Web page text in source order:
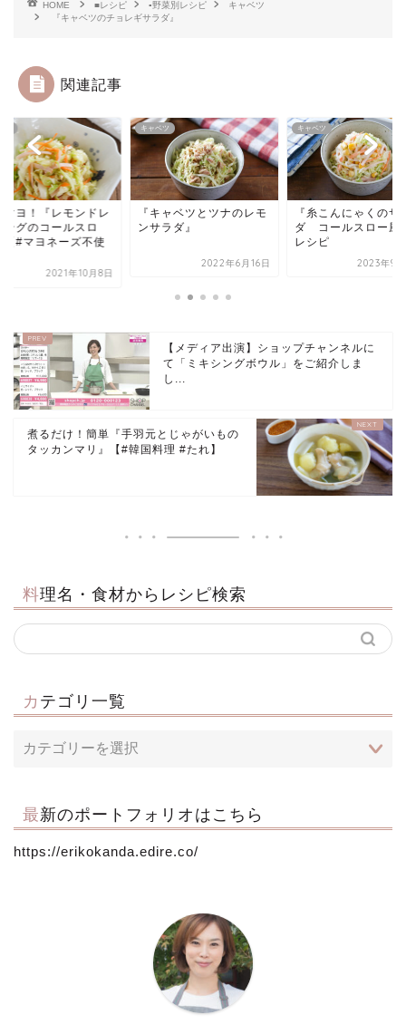
HOME ■レシピ ▪野菜別レシピ
キャベツ
『キャベツのチョレギサラダ』
関連記事
マヨ！『レモンドレ
ングのコールスロ
【#マヨネーズ不使
2021年10月8日
キャベツ
『キャベツとツナのレモ
ンサラダ』
2022年6月16日
キャベツ
『糸こんにゃくのサ
ダ コールスロー風
レシピ
2023年9
【メディア出演】ショップチャンネルに
て「ミキシングボウル」をご紹介しま
し...
煮るだけ！簡単『手羽元とじゃがいもの
タッカンマリ』【#韓国料理 #たれ】
料理名・食材からレシピ検索
カテゴリ一覧
最新のポートフォリオはこちら
https://erikokanda.edire.co/